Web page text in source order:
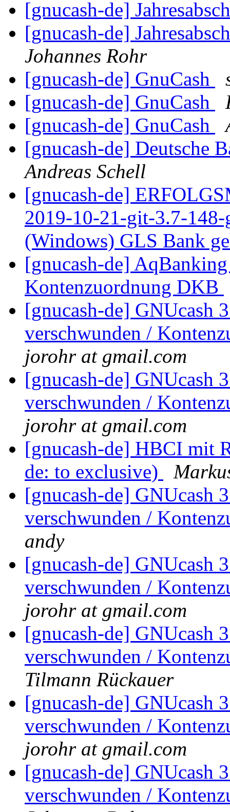
[gnucash-de]
[gnucash-de]
Johannes Rohr
[gnucash-de] GnuCash
[gnucash-de] GnuCash
[gnucash-de] GnuCash
[gnucash-de] Deutsche
Andreas Schell
[gnucash-de]
2019-10-21-git-3.7-148-
(Windows) GLS Bank
[gnucash-de]
Kontenzuordnung DKB
[gnucash-de] GNUcash
verschwunden /
jorohr at gmail.com
[gnucash-de] GNUcash
verschwunden /
jorohr at gmail.com
[gnucash-de] HBCI mit
de: to exclusive)
[gnucash-de] GNUcash
verschwunden /
andy
[gnucash-de] GNUcash
verschwunden /
jorohr at gmail.com
[gnucash-de] GNUcash
verschwunden /
Tilmann Rückauer
[gnucash-de] GNUcash
verschwunden /
jorohr at gmail.com
[gnucash-de] GNUcash
verschwunden /